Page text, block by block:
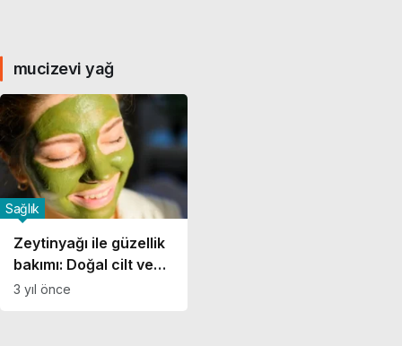
mucizevi yağ
Zeytinyağı ile güzellik
bakımı: Doğal cilt ve
saç maskeleri
Sağlık
3 yıl önce